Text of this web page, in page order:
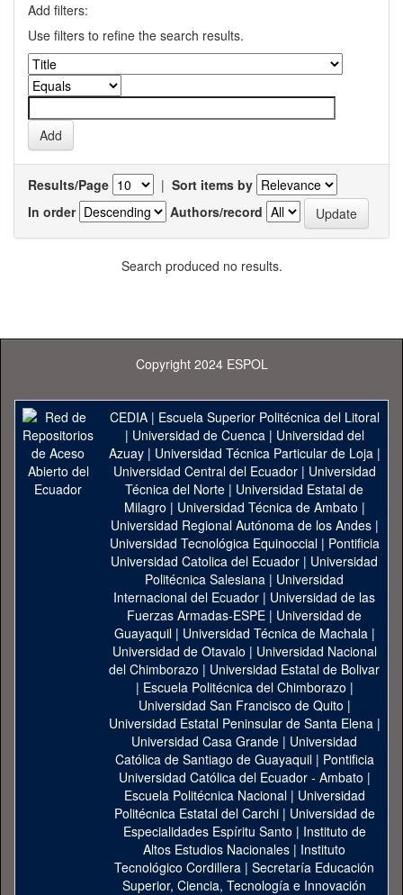
Add filters:
Use filters to refine the search results.
Results/Page | Sort items by
In order
Authors/record
Search produced no results.
Copyright 2024 ESPOL
CEDIA| Escuela Superior Politécnica del Litoral
| Universidad de Cuenca| Universidad del
Azuay| Universidad Técnica Particular de Loja|
Universidad Central del Ecuador| Universidad
Técnica del Norte | Universidad Estatal de
Milagro | Universidad Técnica de Ambato |
Universidad Regional Autónoma de los Andes|
Universidad Tecnológica Equinoccial| Pontificia
Universidad Catolica del Ecuador | Universidad
Politécnica Salesiana | Universidad
Internacional del Ecuador | Universidad de las
Fuerzas Armadas-ESPE | Universidad de
Guayaquil| Universidad Técnica de Machala|
Universidad de Otavalo | Universidad Nacional
del Chimborazo | Universidad Estatal de Bolivar
| Escuela Politécnica del Chimborazo |
Universidad San Francisco de Quito |
Universidad Estatal Peninsular de Santa Elena|
Universidad Casa Grande | Universidad
Católica de Santiago de Guayaquil| Pontificia
Universidad Católica del Ecuador - Ambato |
Escuela Politécnica Nacional| Universidad
Politécnica Estatal del Carchi| Universidad de
Especialidades Espíritu Santo | Instituto de
Altos Estudios Nacionales | Instituto
Tecnológico Cordillera | Secretaría Educación
Superior, Ciencia, Tecnología e Innovación